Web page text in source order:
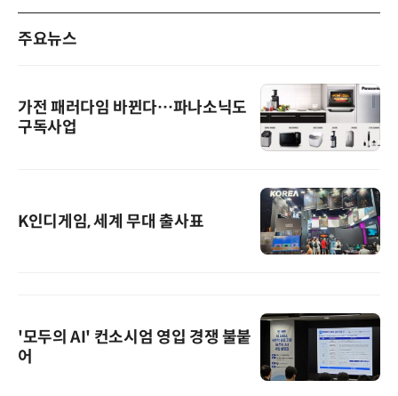
주요뉴스
가전 패러다임 바뀐다…파나소닉도
구독사업
K인디게임, 세계 무대 출사표
'모두의 AI' 컨소시엄 영입 경쟁 불붙
어